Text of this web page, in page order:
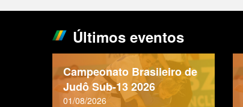
Últimos eventos
Campeonato Brasileiro de
Judô Sub-13 2026
01/08/2026